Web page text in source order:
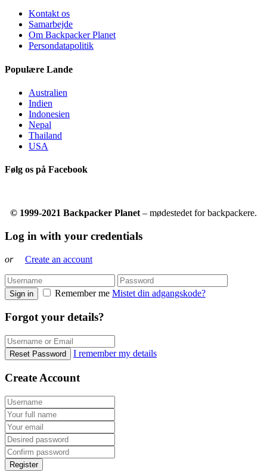
Kontakt os
Samarbejde
Om Backpacker Planet
Persondatapolitik
Populære Lande
Australien
Indien
Indonesien
Nepal
Thailand
USA
Følg os på Facebook
© 1999-2021 Backpacker Planet – mødestedet for backpackere.
Log in with your credentials
or Create an account
Sign in Remember me Mistet din adgangskode?
Forgot your details?
Reset Password I remember my details
Create Account
Register